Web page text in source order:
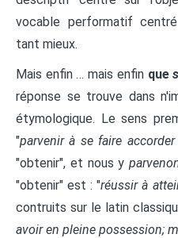
vocable performatif
tant mieux.
Mais enfin … mais enfin que
réponse se trouve dans
étymologique. Le sens
"parvenir à se faire
"obtenir", et nous y
"obtenir" est : "réussir à
contruits sur le latin
avoir en pleine possession;